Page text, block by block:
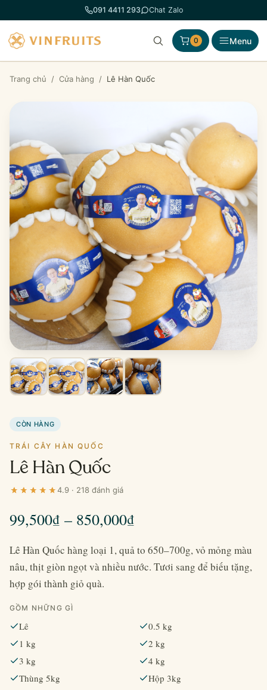
đến
phần
nội
dung
091 4411 293 Chat Zalo
0 Menu
Trang chủ / Cửa hàng / Lê Hàn Quốc
CÒN HÀNG
TRÁI CÂY HÀN QUỐC
Lê Hàn Quốc
4.9 · 218 đánh giá
99,500₫ – 850,000₫
giá:
từ
850,000₫
Lê Hàn Quốc hàng loại 1, quả to 650–700g, vỏ mỏng màu
nâu, thịt giòn ngọt và nhiều nước. Tươi sang để biếu tặng,
hợp gói thành giỏ quà.
GỒM NHỮNG GÌ
Lê
0.5 kg
1 kg
2 kg
3 kg
4 kg
Thùng 5kg
Hộp 3kg